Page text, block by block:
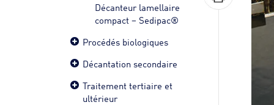
Décanteur lamellaire
compact – Sedipac®
Procédés biologiques
Décantation secondaire
Traitement tertiaire et
ultérieur